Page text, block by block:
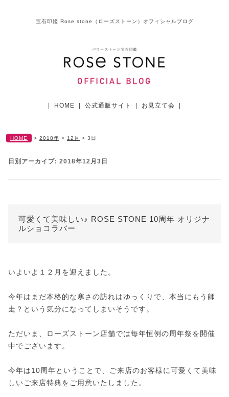
宝石印鑑 Rose stone（ローズストーン）オフィシャルブログ
HOME 公式通販サイト お見立て会
HOME > 2018年 > 12月 > 3日
日別アーカイブ: 2018年12月3日
可愛くて美味しい♪ ROSE STONE 10周年 オリジナ
ルショコラバー
いよいよ１２月を迎えました。
今年はまだ本格的な寒さの訪れはゆっくりで、本当にもう師
走？という気分になってしまいそうです。
ただいま、ローズストーン店舗では毎年恒例の周年祭を開催
中でございます。
今年は10周年ということで、ご来店のお客様に可愛くて美味
しいご来店特典をご用意いたしました。